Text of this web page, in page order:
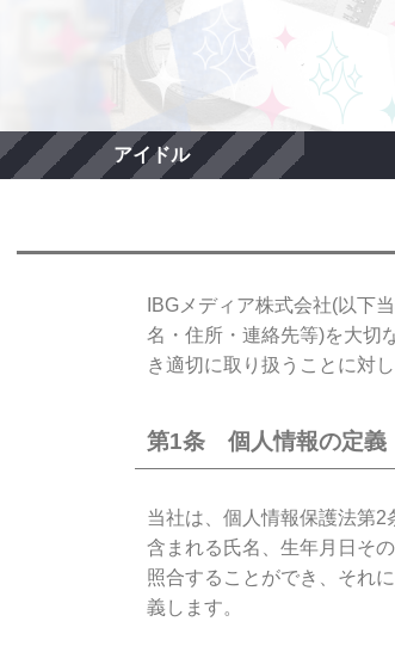
アイドル
IBGメディア株式会社(以下
名・住所・連絡先等)を大切
き適切に取り扱うことに対
第1条 個人情報の定義
当社は、個人情報保護法第
含まれる氏名、生年月日そ
照合することができ、それ
義します。